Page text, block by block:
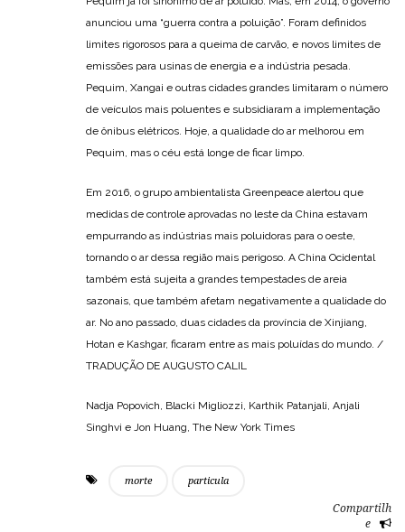
anunciou uma “guerra contra a poluição”. Foram definidos
limites rigorosos para a queima de carvão, e novos limites de
emissões para usinas de energia e a indústria pesada.
Pequim, Xangai e outras cidades grandes limitaram o número
de veículos mais poluentes e subsidiaram a implementação
de ônibus elétricos. Hoje, a qualidade do ar melhorou em
Pequim, mas o céu está longe de ficar limpo.
Em 2016, o grupo ambientalista Greenpeace alertou que
medidas de controle aprovadas no leste da China estavam
empurrando as indústrias mais poluidoras para o oeste,
tornando o ar dessa região mais perigoso. A China Ocidental
também está sujeita a grandes tempestades de areia
sazonais, que também afetam negativamente a qualidade do
ar. No ano passado, duas cidades da província de Xinjiang,
Hotan e Kashgar, ficaram entre as mais poluídas do mundo. /
TRADUÇÃO DE AUGUSTO CALIL
Nadja Popovich, Blacki Migliozzi, Karthik Patanjali, Anjali
Singhvi e Jon Huang, The New York Times
morte particula
Compartilh
e